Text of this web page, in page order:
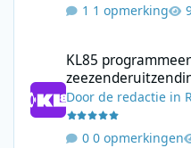
1 opmerking
KL85
Doorde redactie in
0 opmerkingen